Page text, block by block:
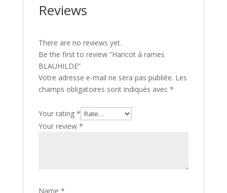
Reviews
There are no reviews yet.
Be the first to review “Haricot à rames
BLAUHILDE”
Votre adresse e-mail ne sera pas publiée. Les
champs obligatoires sont indiqués avec *
Your rating *
Your review *
Name *